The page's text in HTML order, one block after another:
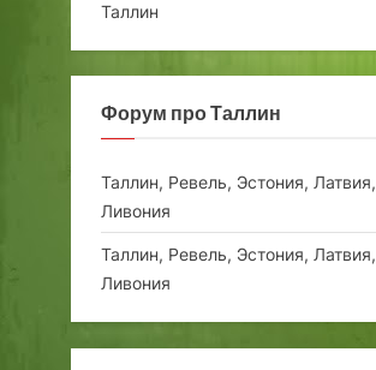
Таллин
Форум про Таллин
Таллин, Ревель, Эстония, Латвия,
Ливония
Таллин, Ревель, Эстония, Латвия,
Ливония